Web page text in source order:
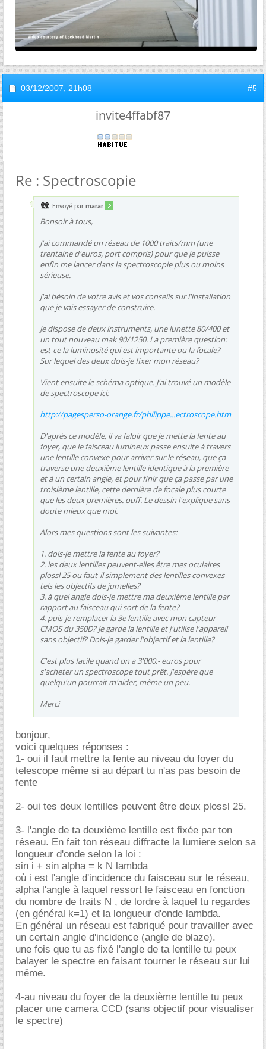
03/12/2007, 21h08 #5
invite4ffabf87
Re : Spectroscopie
Envoyé par marar
Bonsoir à tous,
J'ai commandé un réseau de 1000 traits/mm (une
trentaine d'euros, port compris) pour que je puisse
enfin me lancer dans la spectroscopie plus ou moins
sérieuse.
J'ai bésoin de votre avis et vos conseils sur l'installation
que je vais essayer de construire.
Je dispose de deux instruments, une lunette 80/400 et
un tout nouveau mak 90/1250. La première question:
est-ce la luminosité qui est importante ou la focale?
Sur lequel des deux dois-je fixer mon réseau?
Vient ensuite le schéma optique. J'ai trouvé un modèle
de spectroscope ici:
http://pagesperso-orange.fr/philippe...ectroscope.htm
D'après ce modèle, il va faloir que je mette la fente au
foyer, que le faisceau lumineux passe ensuite à travers
une lentille convexe pour arriver sur le réseau, que ça
traverse une deuxième lentille identique à la première
et à un certain angle, et pour finir que ça passe par une
troisième lentille, cette dernière de focale plus courte
que les deux premières. ouff. Le dessin l'explique sans
doute mieux que moi.
Alors mes questions sont les suivantes:
1. dois-je mettre la fente au foyer?
2. les deux lentilles peuvent-elles être mes oculaires
plossl 25 ou faut-il simplement des lentilles convexes
tels les objectifs de jumelles?
3. à quel angle dois-je mettre ma deuxième lentille par
rapport au faisceau qui sort de la fente?
4. puis-je remplacer la 3e lentille avec mon capteur
CMOS du 350D? Je garde la lentille et j'utilise l'appareil
sans objectif? Dois-je garder l'objectif et la lentille?
C'est plus facile quand on a 3'000.- euros pour
s'acheter un spectroscope tout prêt. J'espère que
quelqu'un pourrait m'aider, même un peu.
Merci
bonjour,
voici quelques réponses :
1- oui il faut mettre la fente au niveau du foyer du
telescope même si au départ tu n'as pas besoin de
fente
2- oui tes deux lentilles peuvent être deux plossl 25.
3- l'angle de ta deuxième lentille est fixée par ton
réseau. En fait ton réseau diffracte la lumiere selon sa
longueur d'onde selon la loi :
sin i + sin alpha = k N lambda
où i est l'angle d'incidence du faisceau sur le réseau,
alpha l'angle à laquel ressort le faisceau en fonction
du nombre de traits N , de lordre à laquel tu regardes
(en général k=1) et la longueur d'onde lambda.
En général un réseau est fabriqué pour travailler avec
un certain angle d'incidence (angle de blaze).
une fois que tu as fixé l'angle de ta lentille tu peux
balayer le spectre en faisant tourner le réseau sur lui
même.
4-au niveau du foyer de la deuxième lentille tu peux
placer une camera CCD (sans objectif pour visualiser
le spectre)